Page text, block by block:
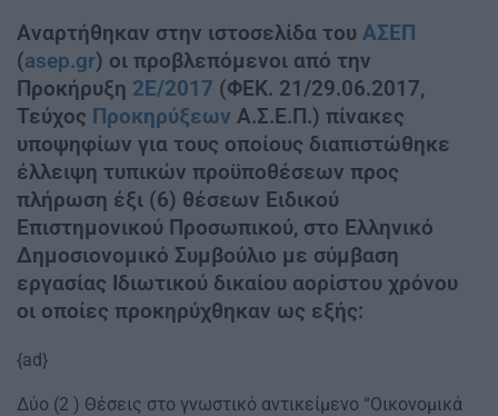
Αναρτήθηκαν στην ιστοσελίδα του ΑΣΕΠ
(asep.gr) οι προβλεπόμενοι από την
Προκήρυξη 2Ε/2017 (ΦΕΚ. 21/29.06.2017,
Τεύχος Προκηρύξεων Α.Σ.Ε.Π.) πίνακες
υποψηφίων για τους οποίους διαπιστώθηκε
έλλειψη τυπικών προϋποθέσεων προς
πλήρωση έξι (6) θέσεων Ειδικού
Επιστημονικού Προσωπικού, στο Ελληνικό
Δημοσιονομικό Συμβούλιο με σύμβαση
εργασίας Ιδιωτικού δικαίου αορίστου χρόνου
οι οποίες προκηρύχθηκαν ως εξής:
{ad}
Δύο (2 ) Θέσεις στο γνωστικό αντικείμενο “Οικονομικά